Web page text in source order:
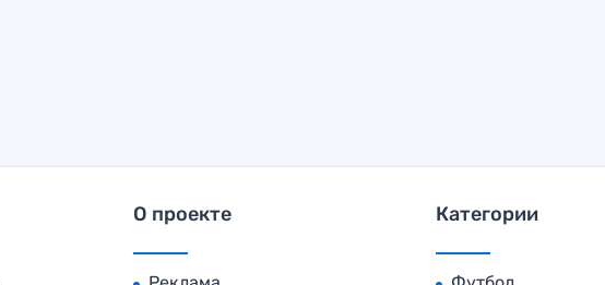
О проекте Категории